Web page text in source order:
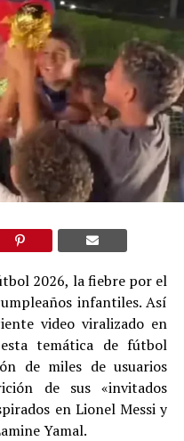
2026, la fiebre por el
infantiles. Así
video viralizado en
temática de fútbol
de miles de usuarios
de sus «invitados
en Lionel Messi y
Yamal.